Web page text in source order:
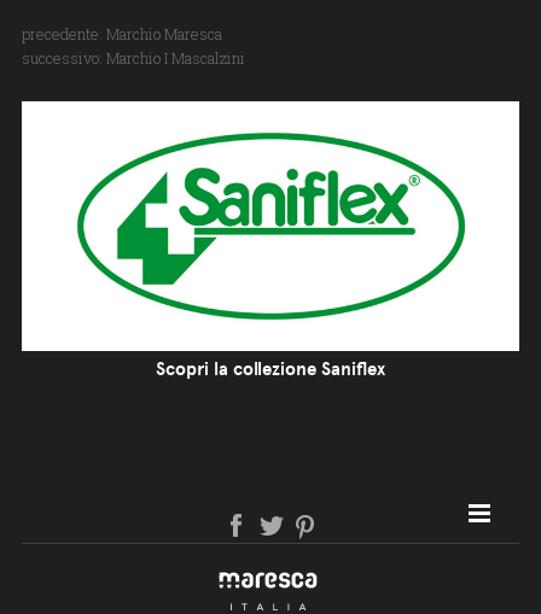
precedente: Marchio Maresca
successivo: Marchio I Mascalzini
Scopri la collezione Saniflex
SITE MAP